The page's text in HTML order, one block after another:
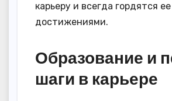
карьеру и всегда гордятся ее
достижениями.
Образование и
шаги в карьере